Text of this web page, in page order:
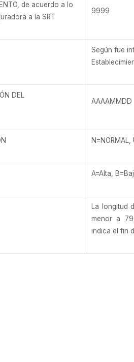
de acuerdo a lo
a la SRT
9999
Según fue
DEL
AAAAMMDD
N=NORMAL,
A=Alta,
La longitud
menor a
indica el fin